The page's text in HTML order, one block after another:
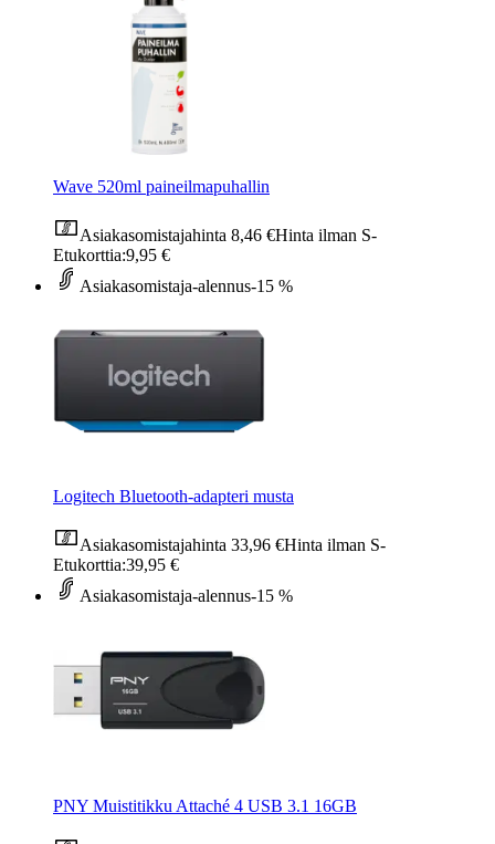
Wave 520ml paineilmapuhallin
Asiakasomistajahinta 8,46 €Hinta ilman S-
Etukorttia:9,95 €
Asiakasomistaja-alennus-15 %
Logitech Bluetooth-adapteri musta
Asiakasomistajahinta 33,96 €Hinta ilman S-
Etukorttia:39,95 €
Asiakasomistaja-alennus-15 %
PNY Muistitikku Attaché 4 USB 3.1 16GB